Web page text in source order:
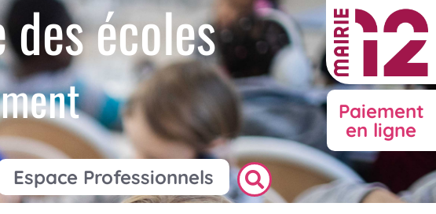
des écoles
Paiement
en ligne
Espace Professionnels